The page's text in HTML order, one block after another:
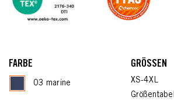
FARBE
03 marine
GRÖSSEN
XS-4XL